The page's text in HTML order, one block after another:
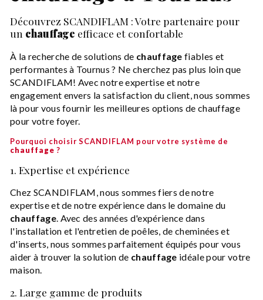
Découvrez SCANDIFLAM : Votre partenaire pour
un chauffage efficace et confortable
À la recherche de solutions de chauffage fiables et
performantes à Tournus ? Ne cherchez pas plus loin que
SCANDIFLAM! Avec notre expertise et notre
engagement envers la satisfaction du client, nous sommes
là pour vous fournir les meilleures options de chauffage
pour votre foyer.
Pourquoi choisir SCANDIFLAM pour votre système de
chauffage ?
1. Expertise et expérience
Chez SCANDIFLAM, nous sommes fiers de notre
expertise et de notre expérience dans le domaine du
chauffage. Avec des années d'expérience dans
l'installation et l'entretien de poêles, de cheminées et
d'inserts, nous sommes parfaitement équipés pour vous
aider à trouver la solution de chauffage idéale pour votre
maison.
2. Large gamme de produits